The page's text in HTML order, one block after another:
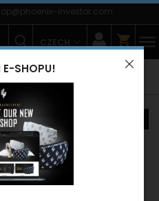
SHOPU!
investor.com
CZECH
Trička
Dětská trička
let
vašem
proto, abychom